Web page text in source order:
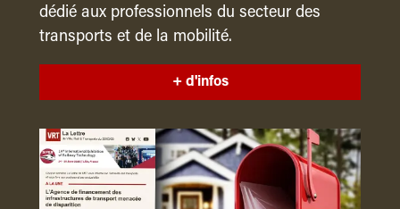
dédié aux professionnels du secteur des
transports et de la mobilité.
+ d'infos